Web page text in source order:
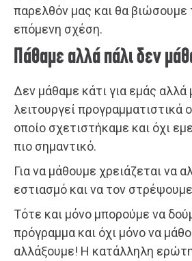
παρελθόν μας και θα βιώσουμε
επόμενη σχέση.
Πάθαμε αλλά πάλι δεν
Δεν μάθαμε κάτι για εμάς
λειτουργεί
οποίο σχετιστήκαμε και όχι
πιο σημαντικό.
Για να μάθουμε χρειάζεται να
εστιασμό και να τον
Τότε και μόνο μπορούμε να
πρόγραμμα και όχι μόνο να
αλλάξουμε! Η κατάλληλη